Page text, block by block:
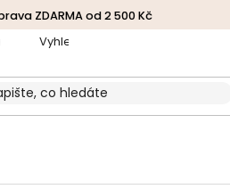
ZDARMA od 2 500 Kč
Vyhledávač receptů